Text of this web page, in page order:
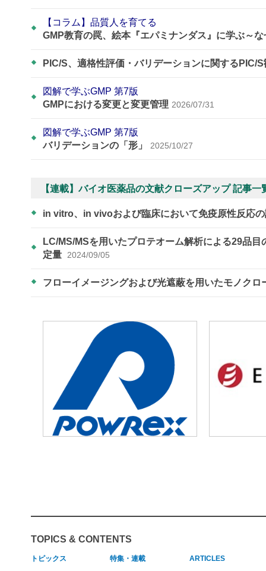
【コラム】品質人を育てる
GMP教育の罠、絵本『エパミナンダス』に学ぶ～
PIC/S、適格性評価・バリデーションに関するPIC/
図解で学ぶGMP 第7版
GMPにおける変更と変更管理 2026/07/31
図解で学ぶGMP 第7版
バリデーションの「形」
2025/10/27
【連載】バイオ医薬品の文献クローズアップ 記事一
in vitro、in vivoおよび臨床において免疫原性反応
LC/MS/MSを用いたプロテオーム解析による29品
定量
2024/09/05
フローイメージングおよび光遮蔽を用いたモノク
TOPICS & CONTENTS
トピックス 特集・連載 ARTICLES